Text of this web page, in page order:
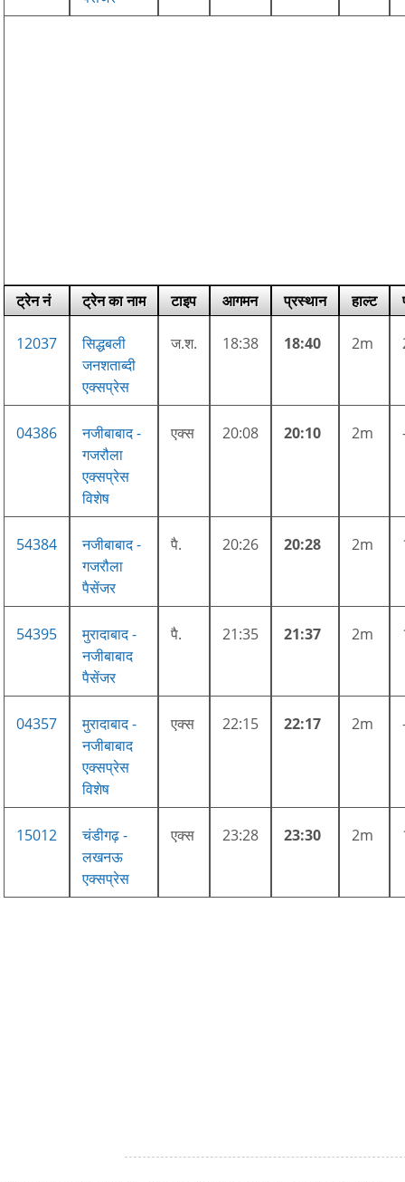
ट्रेन नं ट्रेन का नाम टाइप आगमन प्रस्थान हाल्ट
12037
सिद्धबली
जनशताब्दी
एक्सप्रेस
ज.श. 18:38 18:40 2m
04386
नजीबाबाद -
गजरौला
एक्सप्रेस
विशेष
एक्स 20:08 20:10 2m
54384
नजीबाबाद -
गजरौला
पैसेंजर
पै. 20:26 20:28 2m
54395
मुरादाबाद -
नजीबाबाद
पैसेंजर
पै. 21:35 21:37 2m
04357
मुरादाबाद -
नजीबाबाद
एक्सप्रेस
विशेष
एक्स 22:15 22:17 2m
15012
चंडीगढ़ -
लखनऊ
एक्सप्रेस
एक्स 23:28 23:30 2m